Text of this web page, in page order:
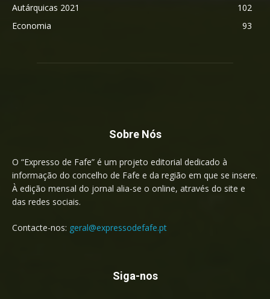
Autárquicas 2021
102
Economia
93
Sobre Nós
O “Expresso de Fafe” é um projeto editorial dedicado à
informação do concelho de Fafe e da região em que se insere.
À edição mensal do jornal alia-se o online, através do site e
das redes sociais.
Contacte-nos: geral@expressodefafe.pt
Siga-nos